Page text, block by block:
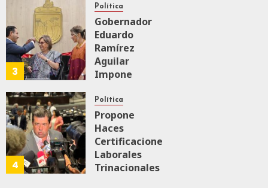
Firme
AGOSTO 6, 2026
0
167
3
Política
Gobernador
Eduardo
Ramírez
Aguilar
Impone
“Rosario
Castellanos”
A
Malú Mícher
AGOSTO 6, 2026
4
Política
Propone
Haces
Certificaciones
Laborales
Trinacionales